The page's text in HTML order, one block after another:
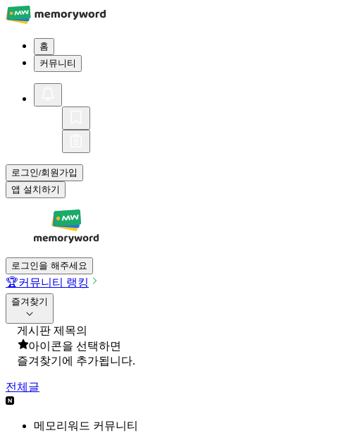
홈
커뮤니티
로그인/회원가입
앱 설치하기
로그인을 해주세요
🏆커뮤니티 랭킹
즐겨찾기
게시판 제목의
아이콘을 선택하면
즐겨찾기에 추가됩니다.
전체글
메모리워드 커뮤니티